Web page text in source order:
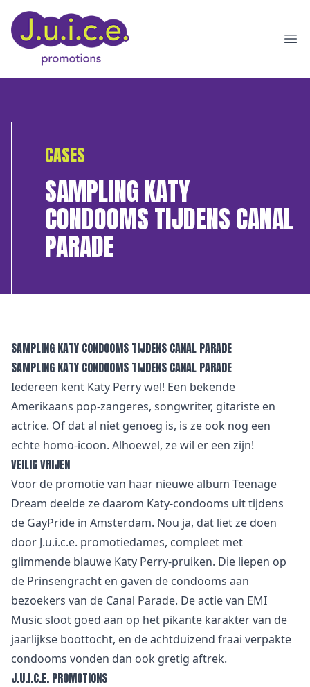
CASES
SAMPLING KATY
CONDOOMS TIJDENS CANAL
PARADE
SAMPLING KATY CONDOOMS TIJDENS CANAL PARADE
SAMPLING KATY CONDOOMS TIJDENS CANAL PARADE
Iedereen kent Katy Perry wel! Een bekende
Amerikaans pop-zangeres, songwriter, gitariste en
actrice. Of dat al niet genoeg is, is ze ook nog een
echte homo-icoon. Alhoewel, ze wil er een zijn!
VEILIG VRIJEN
Voor de promotie van haar nieuwe album Teenage
Dream deelde ze daarom Katy-condooms uit tijdens
de GayPride in Amsterdam. Nou ja, dat liet ze doen
door J.u.i.c.e. promotiedames, compleet met
glimmende blauwe Katy Perry-pruiken. Die liepen op
de Prinsengracht en gaven de condooms aan
bezoekers van de Canal Parade. De actie van EMI
Music sloot goed aan op het pikante karakter van de
jaarlijkse boottocht, en de achtduizend fraai verpakte
condooms vonden dan ook gretig aftrek.
J.U.I.C.E. PROMOTIONS